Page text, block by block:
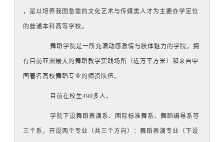
，是以培养我国急需的文化艺术与传媒类人才为主要办学定位
的普通本科高等学校。
舞蹈学院是一所充满动感激情与肢体魅力的学院，拥
有目前亚洲最大的舞蹈教学实践场所（近万平方米）和来自中
国著名高校舞蹈专业的师资队伍。
目前在校生490多人。
学院下设舞蹈表演系、国际标准舞系、舞蹈编导系等
三个系，开设两个专业（共三个方向）：舞蹈表演专业（下设